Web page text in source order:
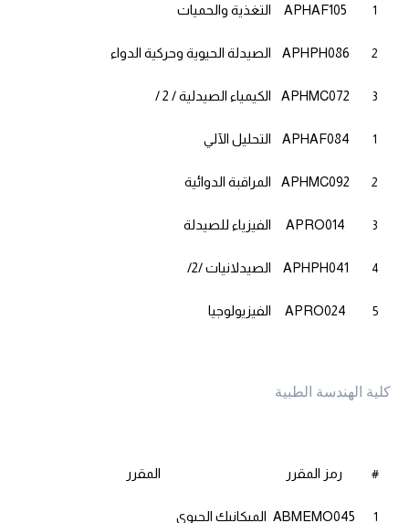
1
APHAF105 التغذية والحميات
2
APHPH086 الصيدلة الحيوية وحركية الدواء
3
APHMC072 الكيمياء الصيدلية / 2 /
1
APHAF084 التحليل الآلي
2
APHMC092 المراقبة الدوائية
3
APRO014 الفيزياء للصيدلة
4
APHPH041 الصيدلانيات /2/
5
APRO024 الفيزيولوجيا
كلية الهندسة الطبية
# رمز المقرر المقرر
1
ABMEMO045 الميكانيك الحيوي